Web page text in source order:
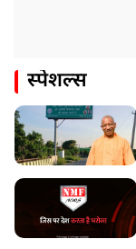
स्पेशल्स